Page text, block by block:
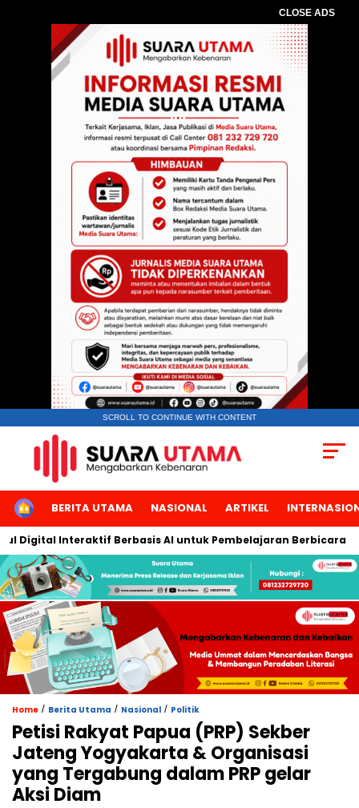
CLOSE ADS
SCROLL TO CONTINUE WITH CONTENT
HOMEBERITA UTAMA NASIONAL ARTIKEL
Interaktif Berbasis AI untuk Pembelajaran Berbicara Bahasa
Home / Berita Utama / Nasional / Politik
Petisi Rakyat Papua (PRP) Sekber
Jateng Yogyakarta & Organisasi
yang Tergabung dalam PRP gelar
Aksi Diam